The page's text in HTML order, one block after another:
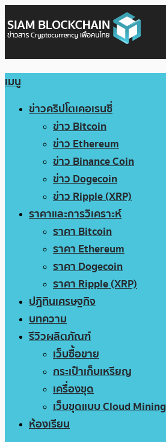
เมนู
ข่าวคริปโตเคอเรนซี่
ข่าว Bitcoin
ข่าว Ethereum
ข่าว Binance Coin
ข่าว Dogecoin
ข่าว Ripple (XRP)
ราคาและการวิเคราะห์
ราคา Bitcoin
ราคา Ethereum
ราคา Dogecoin
ราคา Ripple (XRP)
ปฏิทินเศรษฐกิจ
บทความ
รีวิวผลิตภัณฑ์
เว็บซื้อขาย
กระเป๋าเก็บเหรียญ
เครื่องขุด
เว็บขุดแบบ Cloud Mining
ห้องเรียน